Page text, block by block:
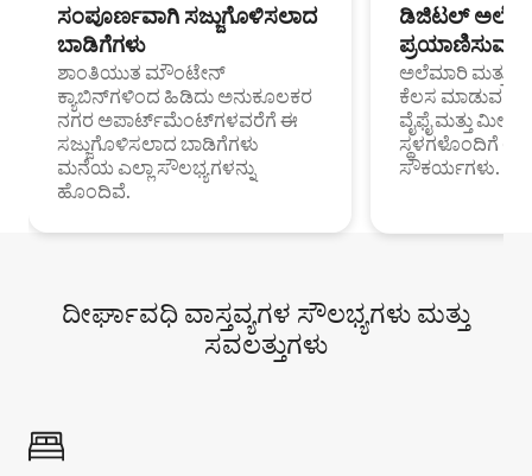
ಸಂಪೂರ್ಣವಾಗಿ ಸಜ್ಜುಗೊಳಿಸಲಾದ
ಬಾಡಿಗೆಗಳು
ಶಾಂತಿಯುತ ಮೌಂಟೇನ್
ಕ್ಯಾಬಿನ್‌ಗಳಿಂದ ಹಿಡಿದು ಅನುಕೂಲಕರ
ನಗರ ಅಪಾರ್ಟ್‌ಮೆಂಟ್‌ಗಳವರೆಗೆ ಈ
ಸಜ್ಜುಗೊಳಿಸಲಾದ ಬಾಡಿಗೆಗಳು
ಮನೆಯ ಎಲ್ಲಾ ಸೌಲಭ್ಯಗಳನ್ನು
ಹೊಂದಿವೆ.
ಡಿಜಿಟಲ್
ಪ್ರಯಾಣಿಸುವ
ಅಲೆಮಾರಿ ಮತ್ತು
ಕೆಲಸ ಮಾಡುವ
ವೈಫೈ ಮತ್ತು
ಸ್ಥಳಗಳೊಂದಿಗೆ
ಸೌಕರ್ಯಗಳು.
ದೀರ್ಘಾವಧಿ ವಾಸ್ತವ್ಯಗಳ ಸೌಲಭ್ಯಗಳು ಮತ್ತು
ಸವಲತ್ತುಗಳು